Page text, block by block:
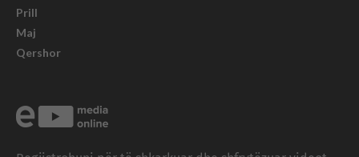
Prill
Maj
Qershor